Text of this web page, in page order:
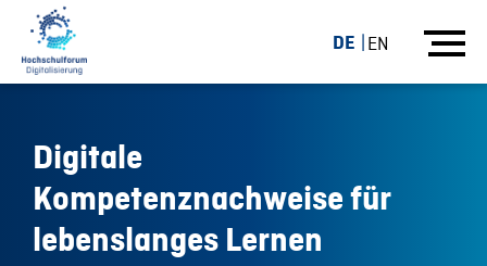
DE EN
Digitale
Kompetenznachweise für
lebenslanges Lernen